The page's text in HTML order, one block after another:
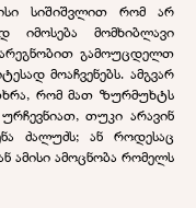
სიშიშვლით რომ არ
იმოსება მომხიბლავი
გამოუცდელთ
მოაჩვენებს. ამგვარ
რომ მათ ზურმუხტს
თუკი არავინ
ძალუძს; ან როდესაც
ამისი ამოცნობა რომელს